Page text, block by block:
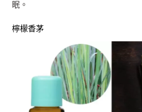
眠。
檸檬香茅